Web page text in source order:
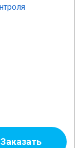
Заказать